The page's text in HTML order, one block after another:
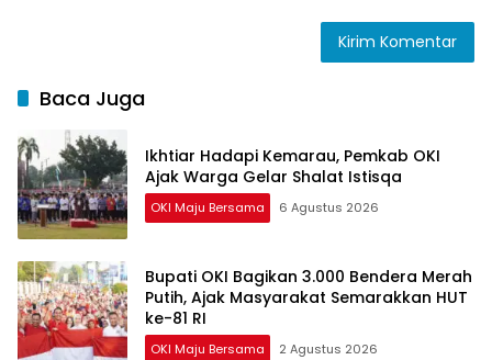
Baca Juga
Ikhtiar Hadapi Kemarau, Pemkab OKI
Ajak Warga Gelar Shalat Istisqa
OKI Maju Bersama 6 Agustus 2026
Bupati OKI Bagikan 3.000 Bendera Merah
Putih, Ajak Masyarakat Semarakkan HUT
ke-81 RI
OKI Maju Bersama 2 Agustus 2026